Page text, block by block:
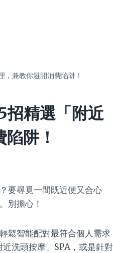
兼教你避開消費陷阱！
招精選「附近
阱！
要尋覓一間既近便又合心
別擔心！
鬆智能配對最符合個人需求
洗頭按摩」SPA，或是針對